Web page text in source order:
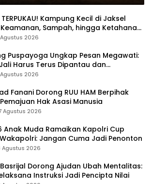
TERPUKAU! Kampung Kecil di Jaksel
Sampah, hingga Ketahanan
Jadi Satu Sistem
Agustus 2026
Puspayoga Ungkap Pesan Megawati:
Harus Terus Dipantau dan
Agustus 2026
Fanani Dorong RUU HAM Berpihak
Hak Asasi Manusia
Agustus 2026
Anak Muda Ramaikan Kapolri Cup
Jangan Cuma Jadi Penonton
Agustus 2026
Dorong Ajudan Ubah Mentalitas:
Instruksi Jadi Pencipta Nilai